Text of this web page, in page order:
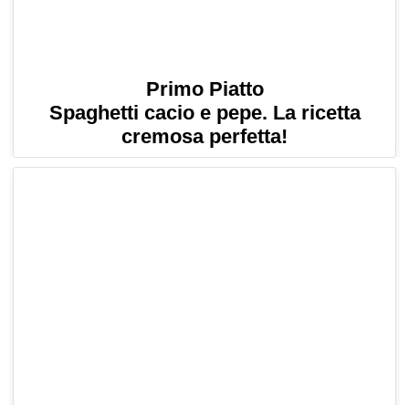
Primo Piatto
Spaghetti cacio e pepe. La ricetta
cremosa perfetta!